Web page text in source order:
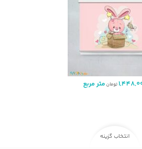
تومانمتر مربع
انتخاب گزینه